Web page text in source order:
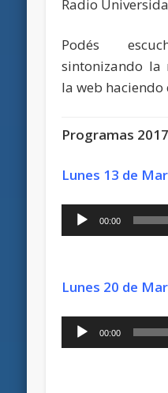
Radio
Podés
sintonizando la
la web
Programas 2017
Lunes 13 de
Reproductor
de
00:00
Lunes 20 de
Reproductor
de
00:00